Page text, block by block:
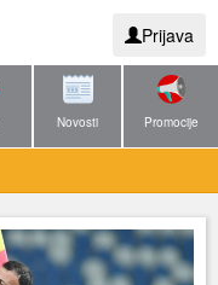
Prijava
Novosti Promocije